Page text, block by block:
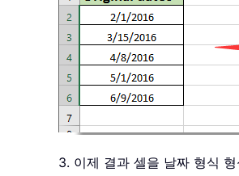
3. 이제 결과 셀을 날짜 형식